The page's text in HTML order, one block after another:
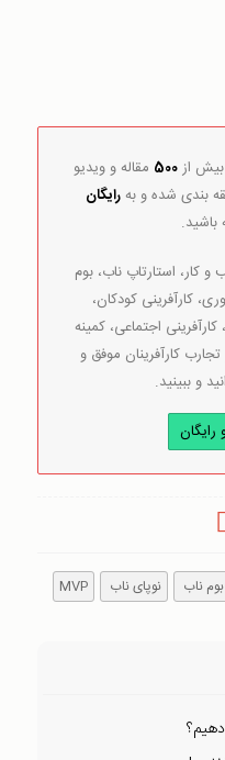
بیش از500 مقاله و ویدیو
بندی شده و بهرایگان
استارتاپ ناب، بوم
کارآفرینی کودکان،
کارآفرینی اجتماعی، کمینه
کارآفرینان موفق و
و ببینید.
بوم ناب نوپای ناب MVP